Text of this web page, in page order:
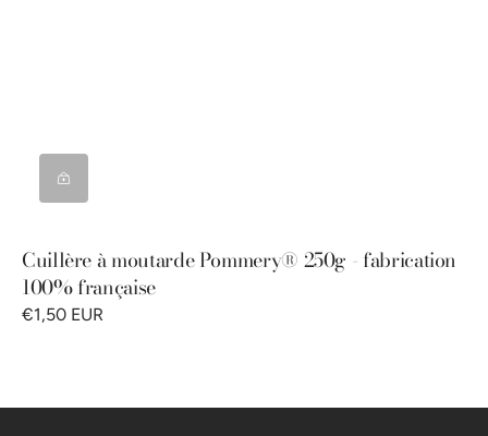
Cuillère à moutarde Pommery® 250g - fabrication
100% française
€1,50 EUR